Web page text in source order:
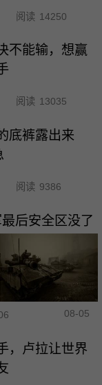
阅读 14250
不能输，想赢
阅读 13035
底裤露出来
阅读 9386
后安全区没了
08-05
，卢拉让世界